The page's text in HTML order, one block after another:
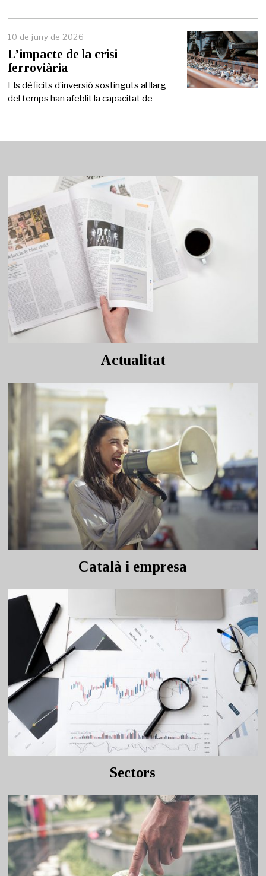
2
6
10 de juny de 2026
L’impacte de la crisi
ferroviària
Els dèficits d’inversió sostinguts al llarg
del temps han afeblit la capacitat de
Actualitat
Català i empresa
Sectors